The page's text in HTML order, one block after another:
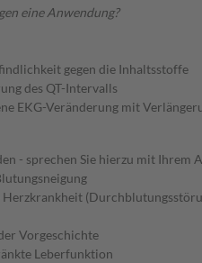
eine Anwendung?
gegen die Inhaltsstoffe
des QT-Intervalls
EKG-Veränderung mit
- sprechen Sie hierzu mit Ihrem
Vorgeschichte
Leberfunktion